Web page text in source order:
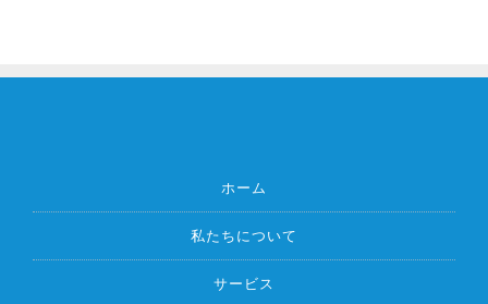
ホーム
私たちについて
サービス